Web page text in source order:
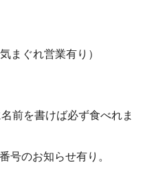
まぐれ営業有り）
前を書けば必ず食べれま
号のお知らせ有り。